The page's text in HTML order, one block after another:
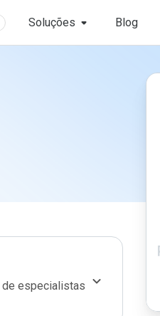
Soluções Blog
de especialistas